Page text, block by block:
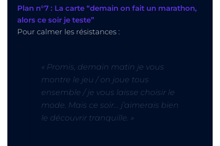
Plan n°7 : La carte “demain on fait un marathon,
alors ce soir je teste”
Pour calmer les résistances :
« Promis, demain matin je vous
montre le jeu / on joue tous
ensemble / je vous laisse choisir le
mode. Mais ce soir… j’aimerais bien
le découvrir tranquille. »